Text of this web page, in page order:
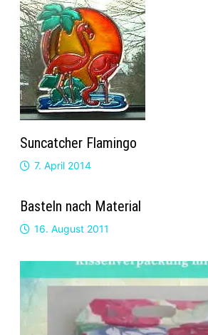
Suncatcher Flamingo
7. April 2014
Basteln nach Material
16. August 2011